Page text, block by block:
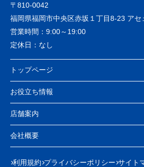
〒810-0042
福岡県福岡市中央区赤坂１丁目8-23 アセ
営業時間： 9:00～19:00
定休日： なし
トップページ
お役立ち情報
店舗案内
会社概要
利用規約 プライバシーポリシー サイト